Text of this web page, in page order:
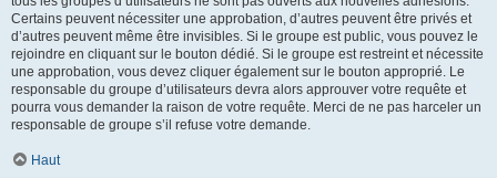
Certains peuvent nécessiter une approbation, d’autres peuvent être privés et
d’autres peuvent même être invisibles. Si le groupe est public, vous pouvez le
rejoindre en cliquant sur le bouton dédié. Si le groupe est restreint et nécessite
une approbation, vous devez cliquer également sur le bouton approprié. Le
responsable du groupe d’utilisateurs devra alors approuver votre requête et
pourra vous demander la raison de votre requête. Merci de ne pas harceler un
responsable de groupe s’il refuse votre demande.
Haut